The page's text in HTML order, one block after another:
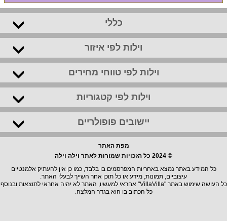
כללי
וילות לפי איזור
וילות לפי טווחי מחירים
וילות לפי קטגוריות
יישובים פופולריים
מפת האתר
© 2024 כל הזכויות שמורות לאתר וילה וילה
כל המידע באתר נמצא באחריות המפרסמים בו בלבד, כמו כן אין להעתיק אלמנטיים
עיצוביים, תמונות, מידע או כל תוכן אחר השייך לבעלי האתר.
כל העושה שימוש באתר "VillaVilla" אחראי למעשיו, האתר לא יהיה אחראי לתוצאות ובנוסף
כל הכתוב בו הוא בגדר המלצה.